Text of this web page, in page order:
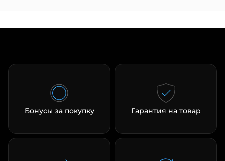
Бонусы за покупку Гарантия на товар